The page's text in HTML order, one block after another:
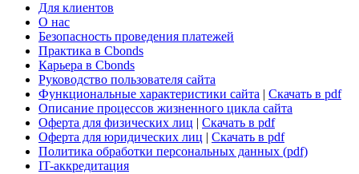
Для клиентов
О нас
Безопасность проведения платежей
Практика в Cbonds
Карьера в Cbonds
Руководство пользователя сайта
Функциональные характеристики сайта | Скачать в pdf
Описание процессов жизненного цикла сайта
Оферта для физических лиц | Скачать в pdf
Оферта для юридических лиц | Скачать в pdf
Политика обработки персональных данных (pdf)
IT-аккредитация